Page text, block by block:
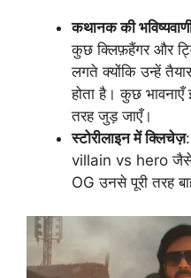
कथानक की
कुछ क्लिफ़हैंगर और
लगते क्योंकि उन्हें
होता है। कुछ भावनाएँ
तरह जुड़ जाएँ।
स्टोरीलाइन में क्लिचेज़
villain vs hero जैसे
OG उनसे पूरी तरह